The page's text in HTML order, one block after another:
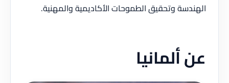
الهندسة وتحقيق الطموحات الأكاديمية والمهنية.
عن ألمانيا